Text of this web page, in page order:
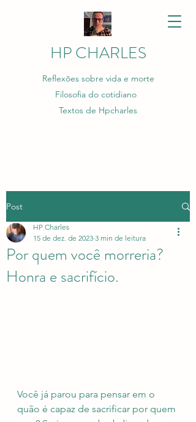
HP CHARLES
Reflexões sobre vida e morte
Filosofia do cotidiano
Textos de Hpcharles
Post
Por quem você morreria?
Honra e sacrifício.
HP Charles
15 de dez. de 2023 3 min de leitura
Você já parou para pensar em o
quão é capaz de sacrificar por quem